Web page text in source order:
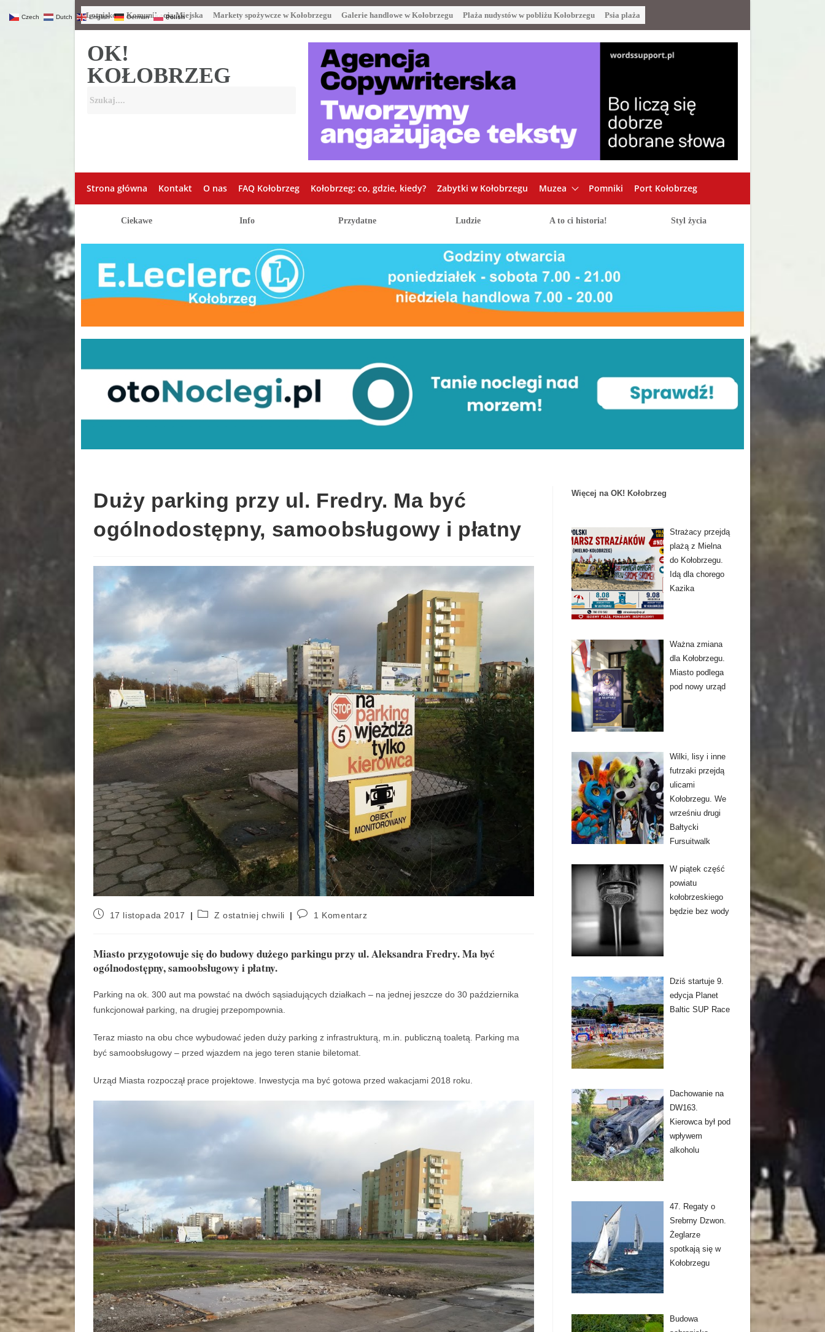
Lotnisko Komunikacja Miejska Markety spożywcze w Kołobrzegu Galerie handlowe w Kołobrzegu Plaża nudystów w pobliżu Kołobrzegu Psia plaża
OK!
KOŁOBRZEG
Strona główna Kontakt O nas FAQ Kołobrzeg Kołobrzeg: co, gdzie, kiedy? Zabytki w Kołobrzegu Muzea Pomniki Port Kołobrzeg
Ciekawe Info Przydatne Ludzie A to ci historia! Styl życia
Duży parking przy ul. Fredry. Ma być
ogólnodostępny, samoobsługowy i płatny
17 listopada 2017 Z ostatniej chwili 1 Komentarz
Miasto przygotowuje się do budowy dużego parkingu przy ul. Aleksandra Fredry. Ma być
ogólnodostępny, samoobsługowy i płatny.
Parking na ok. 300 aut ma powstać na dwóch sąsiadujących działkach – na jednej jeszcze do 30 października
funkcjonował parking, na drugiej przepompownia.
Teraz miasto na obu chce wybudować jeden duży parking z infrastrukturą, m.in. publiczną toaletą. Parking ma
być samoobsługowy – przed wjazdem na jego teren stanie biletomat.
Urząd Miasta rozpoczął prace projektowe. Inwestycja ma być gotowa przed wakacjami 2018 roku.
Więcej na OK! Kołobrzeg
Strażacy przejdą
plażą z Mielna
do Kołobrzegu.
Idą dla chorego
Kazika
Ważna zmiana
dla Kołobrzegu.
Miasto podlega
pod nowy urząd
Wilki, lisy i inne
futrzaki przejdą
ulicami
Kołobrzegu. We
wrześniu drugi
Bałtycki
Fursuitwalk
W piątek część
powiatu
kołobrzeskiego
będzie bez wody
Dziś startuje 9.
edycja Planet
Baltic SUP Race
Dachowanie na
DW163.
Kierowca był pod
wpływem
alkoholu
47. Regaty o
Srebrny Dzwon.
Żeglarze
spotkają się w
Kołobrzegu
Budowa
Czech Dutch English German Polish